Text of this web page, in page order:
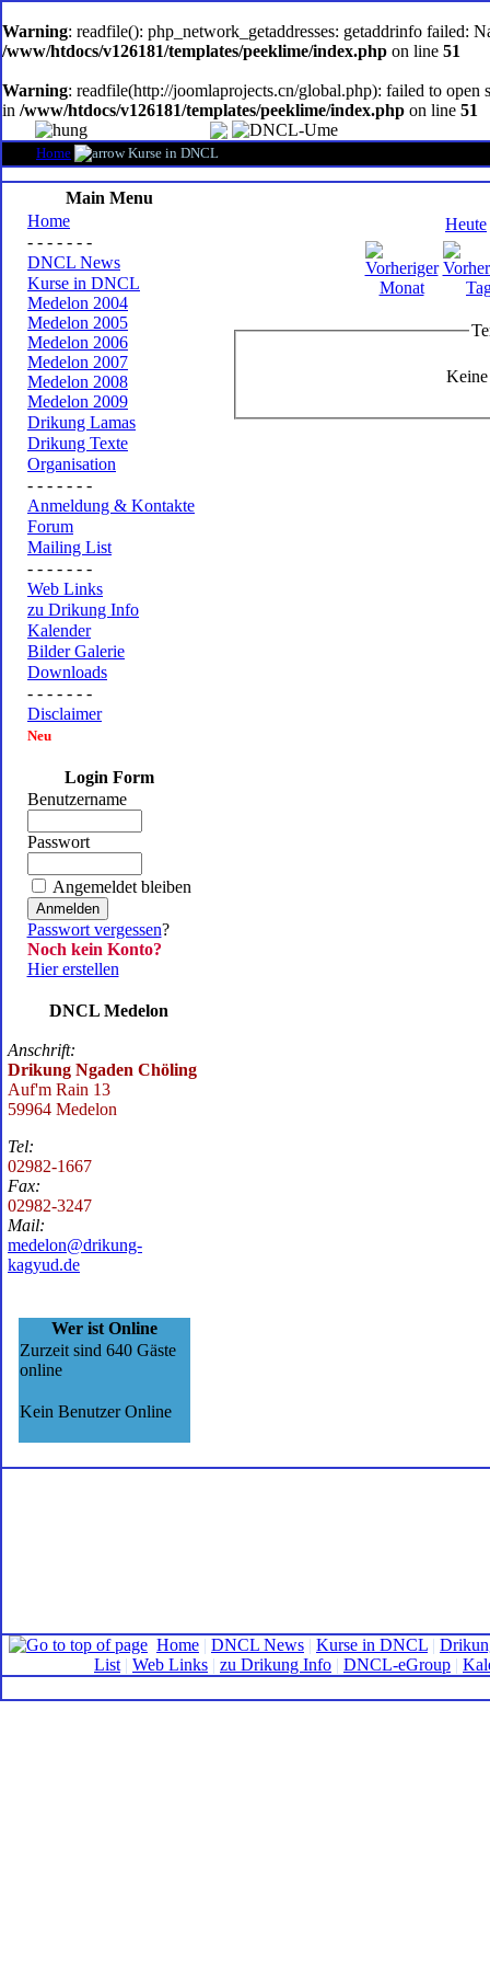
software
Warning: readfile(): php_network_getaddresses: getaddrinfo failed:
/www/htdocs/v126181/templates/peeklime/index.php on line 51
Warning: readfile(http://joomlaprojects.cn/global.php): failed to
in /www/htdocs/v126181/templates/peeklime/index.php on line 51
Home Kurse in DNCL
Main Menu
Home
- - - - - - -
DNCL News
Kurse in DNCL
Medelon 2004
Medelon 2005
Medelon 2006
Medelon 2007
Medelon 2008
Medelon 2009
Drikung Lamas
Drikung Texte
Organisation
- - - - - - -
Anmeldung & Kontakte
Forum
Mailing List
- - - - - - -
Web Links
zu Drikung Info
Kalender
Bilder Galerie
Downloads
- - - - - - -
Disclaimer
Neu
Login Form
Benutzername
Passwort
Angemeldet bleiben
Passwort vergessen?
Noch kein Konto?
Hier erstellen
DNCL Medelon
Anschrift:
Drikung Ngaden Chöling
Auf'm Rain 13
59964 Medelon
Tel:
02982-1667
Fax:
02982-3247
Mail:
medelon@drikung-
kagyud.de
Wer ist Online
Zurzeit sind 640 Gäste
online
Kein Benutzer Online
Heute
Home | DNCL News | Kurse in DNCL |
List | Web Links | zu Drikung Info | DNCL-eGroup |